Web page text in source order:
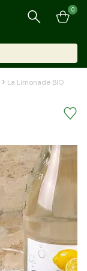
0
La Limonade BIO